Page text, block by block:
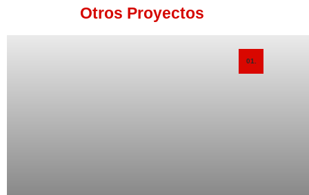
Otros Proyectos
01.